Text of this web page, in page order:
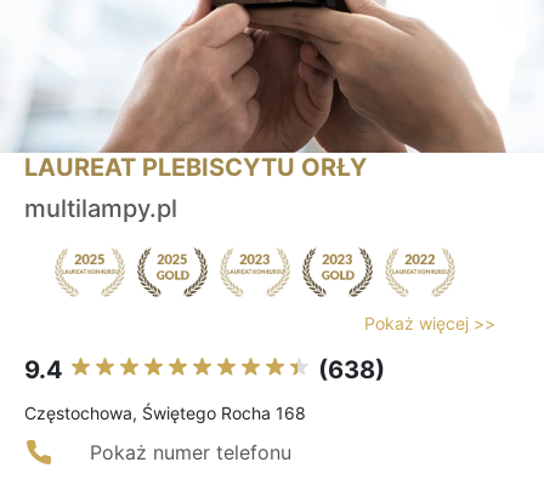
LAUREAT PLEBISCYTU ORŁY
multilampy.pl
Pokaż więcej >>
9.4 (638)
Częstochowa, Świętego Rocha 168
Pokaż numer telefonu